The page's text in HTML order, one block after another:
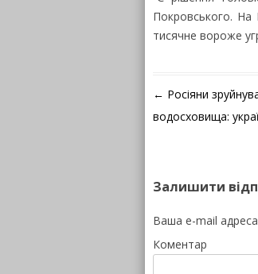
Покровського. На
тисячне вороже
Навігація по
← Росіяни
водосховища:
Залишити
Ваша e-mail
Коментар